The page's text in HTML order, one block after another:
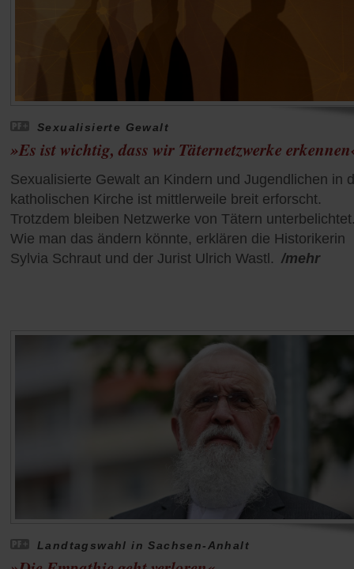
Sexualisierte Gewalt
»Es ist wichtig, dass wir Täternetzwerke
Sexualisierte Gewalt an Kindern und Jugendlichen in
katholischen Kirche ist mittlerweile breit erforscht.
Trotzdem bleiben Netzwerke von Tätern
Wie man das ändern könnte, erklären die Historikerin
Sylvia Schraut und der Jurist Ulrich Wastl. /mehr
Landtagswahl in Sachsen-Anhalt